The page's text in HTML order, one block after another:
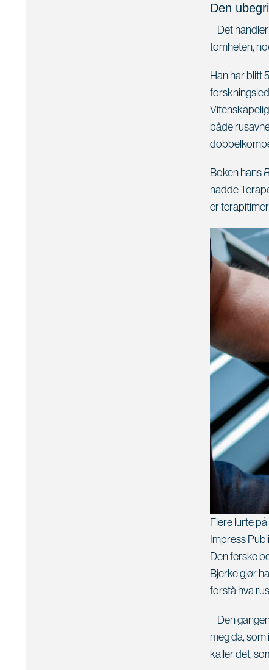
Den
– Det
tomheten,
Han har blitt
både
Boken hans
hadde
er
Flere lurte
Impress
Den ferske
Bjerke gjør
forstå hva
– Den
meg da, som
kaller det,